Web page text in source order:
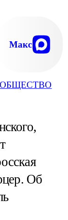
ОБЩЕСТВО
Макс
Об